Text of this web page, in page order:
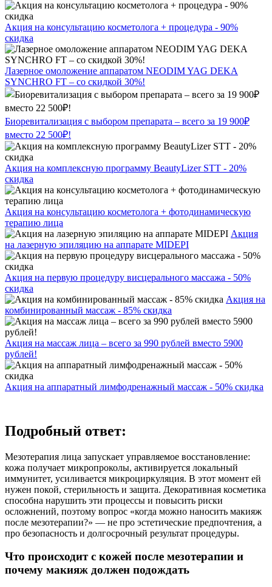
Акция на консультацию косметолога + процедура - 90%
скидка
Лазерное омоложение аппаратом NEODIM YAG DEKA
SYNCHRO FT – со скидкой 30%!
Биоревитализация с выбором препарата – всего за 19 900₽
вместо 22 500₽!
Акция на комплексную программу BeautyLizer STT - 20%
скидка
Акция на консультацию косметолога + фотодинамическую
терапию лица
Акция
на лазерную эпиляцию на аппарате MIDEPI
Акция на первую процедуру висцерального массажа - 50%
скидка
Акция на
комбинированный массаж - 85% скидка
Акция на массаж лица – всего за 990 рублей вместо 5900
рублей!
Акция на аппаратный лимфодренажный массаж - 50% скидка
Подробный ответ:
Мезотерапия лица запускает управляемое восстановление:
кожа получает микропроколы, активируется локальный
иммунитет, усиливается микроциркуляция. В этот момент ей
нужен покой, стерильность и защита. Декоративная косметика
способна нарушить эти процессы и повысить риски
осложнений, поэтому вопрос «когда можно наносить макияж
после мезотерапии?» — не про эстетические предпочтения, а
про безопасность и долгосрочный результат процедуры.
Что происходит с кожей после мезотерапии и
почему макияж должен подождать